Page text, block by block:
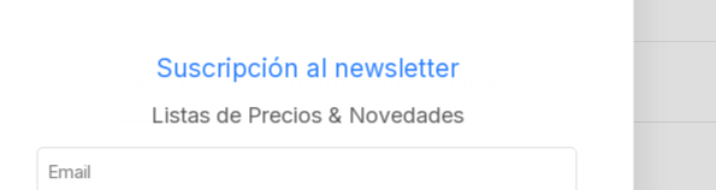
Descripción Información adicional
Suscripción al newsletter
Listas de Precios & Novedades